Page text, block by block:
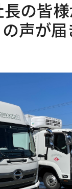
の皆様
の声が